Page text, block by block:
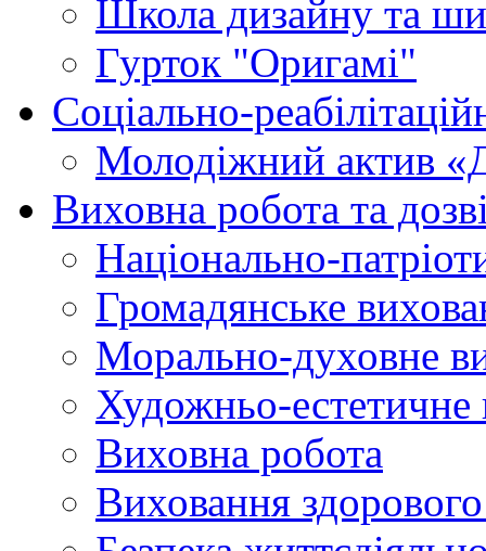
Школа дизайну та
Гурток "Оригамі"
Соціально-
Молодіжний актив
Виховна робота та
Національно-
Громадянське
Морально-духовне
Художньо-естетичне
Виховна робота
Виховання